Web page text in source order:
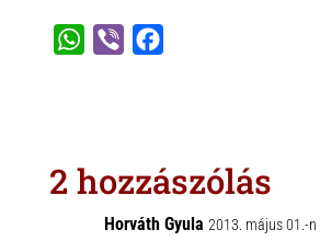
A
o
o
2 hozzászólás
Horváth Gyula 2013. május 01.-n